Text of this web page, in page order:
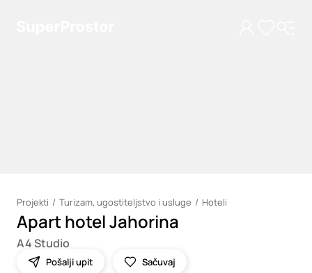
Loading
Projekti Turizam, ugostiteljstvo i usluge Hoteli
Apart hotel Jahorina
A4 Studio
Pošalji upit Sačuvaj